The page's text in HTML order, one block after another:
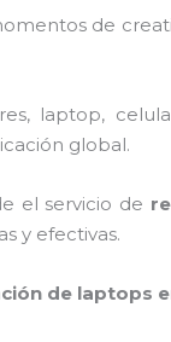
de
laptop,
global.
el servicio de
y efectivas.
de laptops